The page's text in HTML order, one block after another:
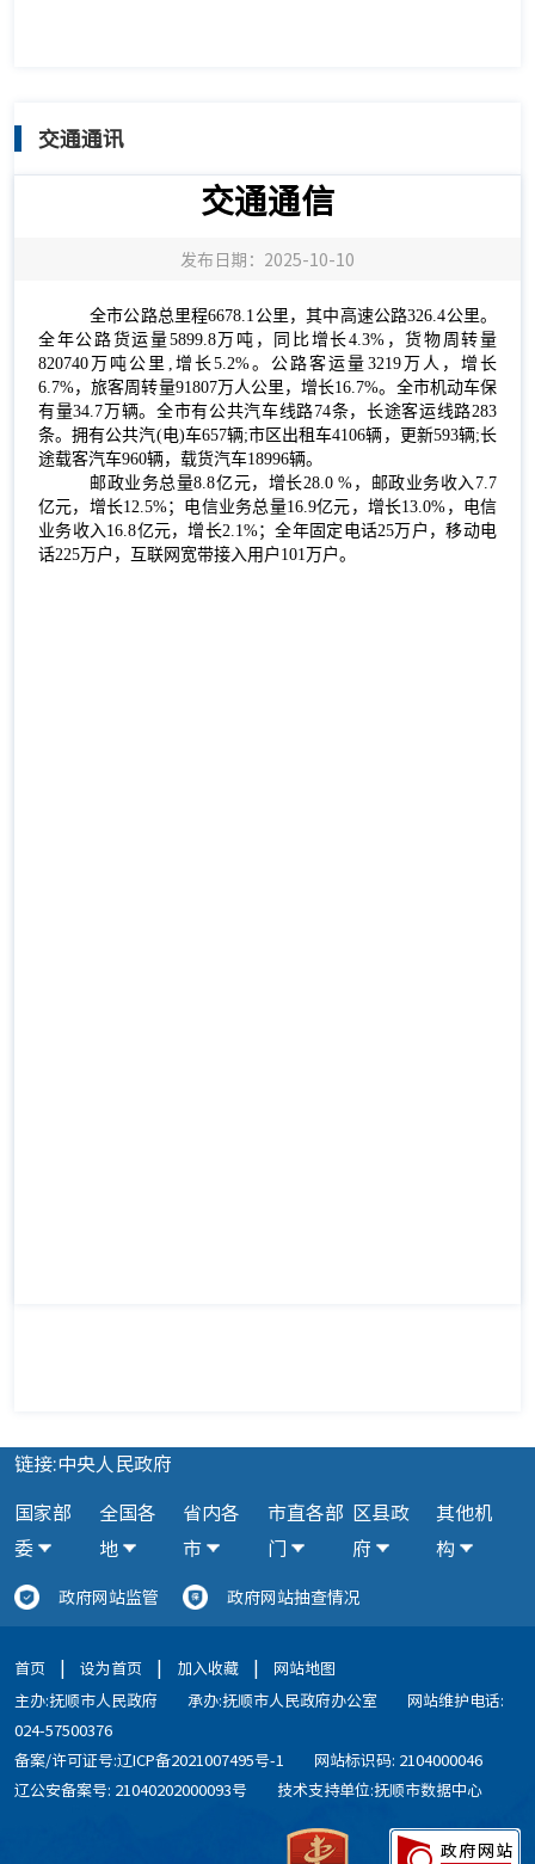
交通通讯
交通通信
发布日期：2025-10-10
全市公路总里程6678.1公里，其中高速公路326.4公里。
全年公路货运量5899.8万吨，同比增长4.3% ， 货物周转量
820740 万吨公里,增长5.2%。 公路客运量3219万人，增长
6.7%，旅客周转量91807万人公里，增长16.7%。 全市机动车保
有量34.7万辆。全市有公共汽车线路74条，长途客运线路283
条。拥有公共汽(电)车657辆;市区出租车4106辆，更新593辆;长
途载客汽车960辆，载货汽车18996辆。
邮政业务总量8.8亿元，增长28.0 % ，邮政业务收入 7.7
亿元，增长12.5%；电信业务总量16.9亿元，增长13.0% ，电信
业务收入16.8亿元，增长2.1%；全年固定电话25万户，移动电
话225万户，互联网宽带接入用户 101 万户。
链接:中央人民政府
国家部
委
全国各
地
省内各
市
市直各部
门
区县政
府
其他机
构
政府网站监管 政府网站抽查情况
首页 | 设为首页 | 加入收藏 |
网站地图
主办:抚顺市人民政府
承办:抚顺市人民政府办公室
网站维护电话:
024-57500376
备案/许可证号:辽ICP备2021007495号-1
网站标识码: 2104000046
辽公安备案号: 21040202000093号
技术支持单位:抚顺市数据中心